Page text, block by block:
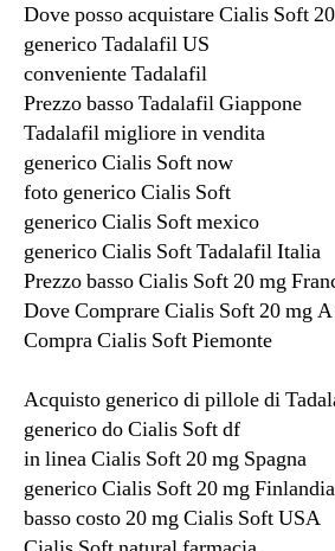
Dove posso acquistare Cialis Soft
generico Tadalafil US
conveniente Tadalafil
Prezzo basso Tadalafil Giappone
Tadalafil migliore in vendita
generico Cialis Soft now
foto generico Cialis Soft
generico Cialis Soft mexico
generico Cialis Soft Tadalafil Italia
Prezzo basso Cialis Soft 20 mg
Dove Comprare Cialis Soft 20 mg
Compra Cialis Soft Piemonte
Acquisto generico di pillole di
generico do Cialis Soft df
in linea Cialis Soft 20 mg Spagna
generico Cialis Soft 20 mg Finlandia
basso costo 20 mg Cialis Soft USA